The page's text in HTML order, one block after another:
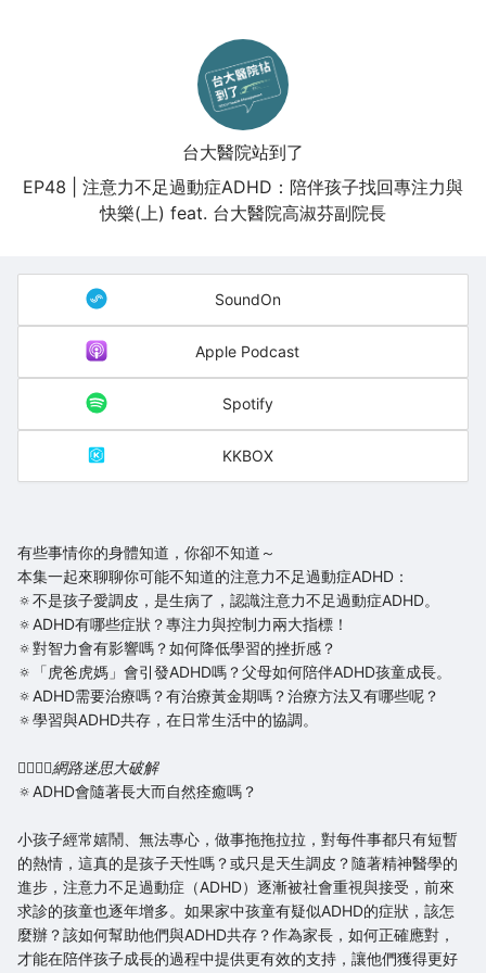
台大醫院站到了
EP48 | 注意力不足過動症ADHD：陪伴孩子找回專注力與
快樂(上) feat. 台大醫院高淑芬副院長
SoundOn
Apple Podcast
Spotify
KKBOX
有些事情你的身體知道，你卻不知道～
本集一起來聊聊你可能不知道的注意力不足過動症ADHD：
🔅不是孩子愛調皮，是生病了，認識注意力不足過動症ADHD。
🔅ADHD有哪些症狀？專注力與控制力兩大指標！
🔅對智力會有影響嗎？如何降低學習的挫折感？
🔅「虎爸虎媽」會引發ADHD嗎？父母如何陪伴ADHD孩童成長。
🔅ADHD需要治療嗎？有治療黃金期嗎？治療方法又有哪些呢？
🔅學習與ADHD共存，在日常生活中的協調。
🙅‍♂️🙅‍♀️網路迷思大破解
🔅ADHD會隨著長大而自然痊癒嗎？
小孩子經常嬉鬧、無法專心，做事拖拖拉拉，對每件事都只有短暫
的熱情，這真的是孩子天性嗎？或只是天生調皮？隨著精神醫學的
進步，注意力不足過動症（ADHD）逐漸被社會重視與接受，前來
求診的孩童也逐年增多。如果家中孩童有疑似ADHD的症狀，該怎
麼辦？該如何幫助他們與ADHD共存？作為家長，如何正確應對，
才能在陪伴孩子成長的過程中提供更有效的支持，讓他們獲得更好